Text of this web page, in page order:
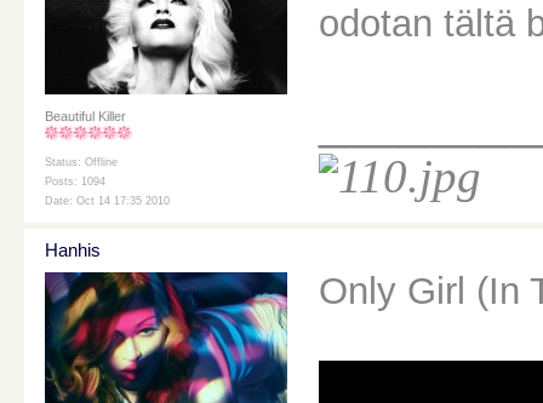
Beautiful Killer
Status: Offline
Posts: 1094
Date: Oct 14 17:35 2010
odotan tältä
Hanhis
Only Girl (In